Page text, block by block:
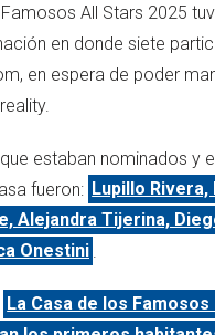
All Stars 2025
en donde siete
en espera de poder
estaban nominados y
fueron: Lupillo
Alejandra Tijerina,
Onestini
La Casa de los